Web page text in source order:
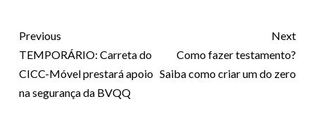
Previous
TEMPORÁRIO: Carreta do
CICC-Móvel prestará apoio
na segurança da BVQQ
Next
Como fazer testamento?
Saiba como criar um do zero